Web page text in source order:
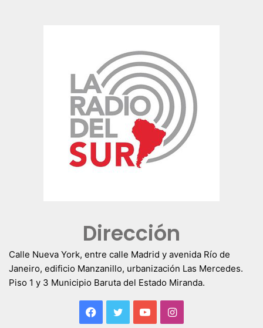
Dirección
Calle Nueva York, entre calle Madrid y avenida Río de
Janeiro, edificio Manzanillo, urbanización Las Mercedes.
Piso 1 y 3 Municipio Baruta del Estado Miranda.
Facebook
TwitterYouTubeInstagram